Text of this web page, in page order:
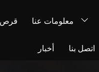
قرص معلومات عنا 
أخبار اتصل بنا